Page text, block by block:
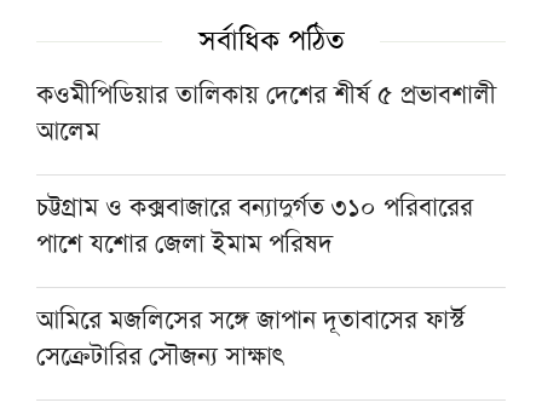
আসনের এমপির বৈঠক
শায়খ আওয়ামার মোবারক সান্নিধ্যে
মসজিদের ছাদে বিদ্যুৎস্পৃষ্টে প্রাণ গেল মুয়াজ্জিনের
মুহাম্মদ (সা.)-কে সর্বশেষ নবী বিশ্বাস না করলে
মুসলমান থাকা যায় না: দেওবন্দের মুহতামিম
সর্বাধিক পঠিত
কওমীপিডিয়ার তালিকায় দেশের শীর্ষ ৫ প্রভাবশালী
আলেম
চট্টগ্রাম ও কক্সবাজারে বন্যাদুর্গত ৩১০ পরিবারের
পাশে যশোর জেলা ইমাম পরিষদ
আমিরে মজলিসের সঙ্গে জাপান দূতাবাসের ফার্স্ট
সেক্রেটারির সৌজন্য সাক্ষাৎ